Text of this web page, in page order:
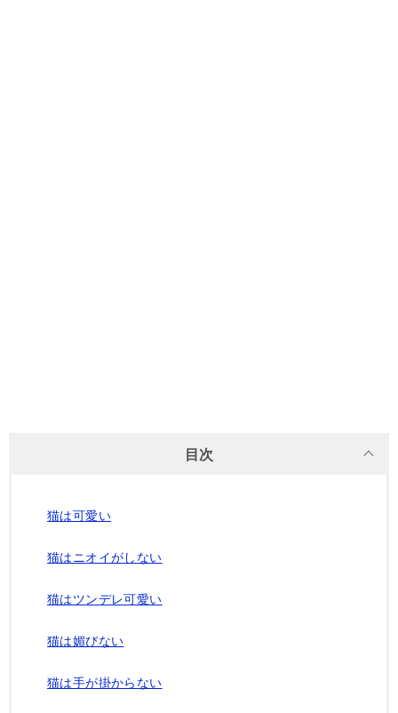
目次
猫は可愛い
猫はニオイがしない
猫はツンデレ可愛い
猫は媚びない
猫は手が掛からない